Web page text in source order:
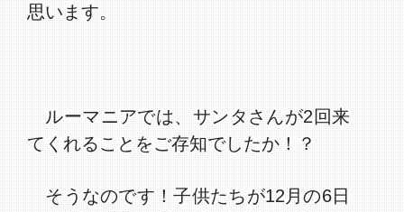
思います。
ルーマニアでは、サンタさんが2回来
てくれることをご存知でしたか！？
そうなのです！子供たちが12月の6日